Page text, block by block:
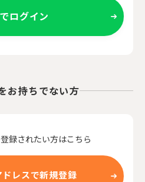
ログイン
お持ちでない方
録されたい方はこちら
ドレスで新規登録